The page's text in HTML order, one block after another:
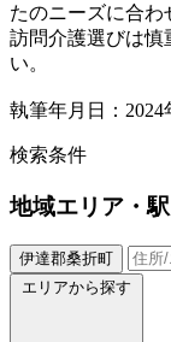
たのニーズに合わ
訪問介護選びは慎
い。
執筆年月日：2024
検索条件
地域エリア・駅
伊達郡桑折町
エリアから探す